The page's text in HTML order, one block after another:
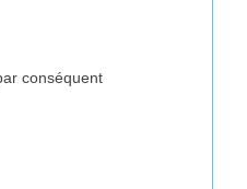
conséquent